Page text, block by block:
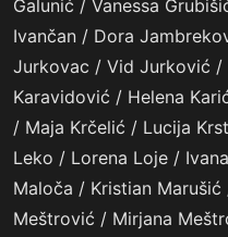
Galunić / Vanessa
Ivančan / Dora
Jurkovac / Vid Jurković /
Karavidović / Helena
/ Maja Krčelić / Lucija
Leko / Lorena Loje /
Maloča / Kristian
Meštrović / Mirjana